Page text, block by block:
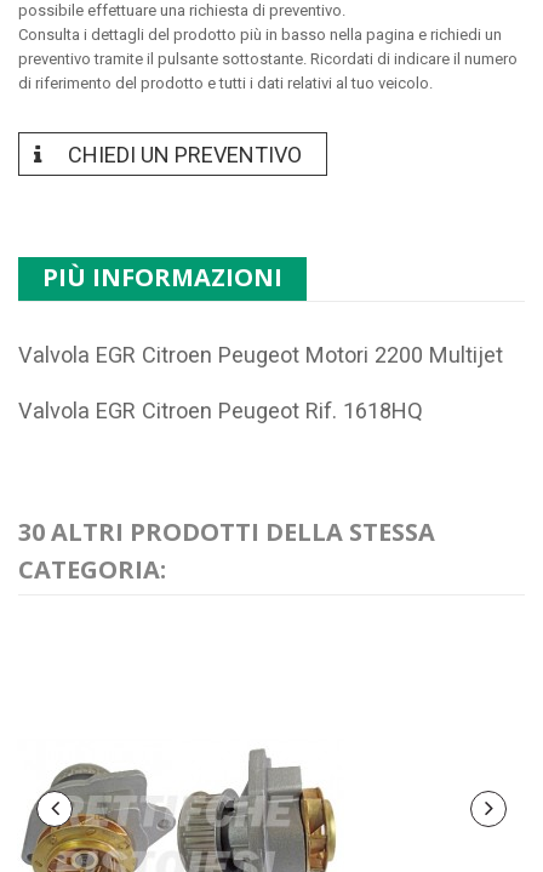
possibile effettuare una richiesta di preventivo.
Consulta i dettagli del prodotto più in basso nella pagina e richiedi un
preventivo tramite il pulsante sottostante. Ricordati di indicare il numero
di riferimento del prodotto e tutti i dati relativi al tuo veicolo.
CHIEDI UN PREVENTIVO
PIÙ INFORMAZIONI
Valvola EGR Citroen Peugeot Motori 2200 Multijet
Valvola EGR Citroen Peugeot Rif. 1618HQ
30 ALTRI PRODOTTI DELLA STESSA
CATEGORIA: